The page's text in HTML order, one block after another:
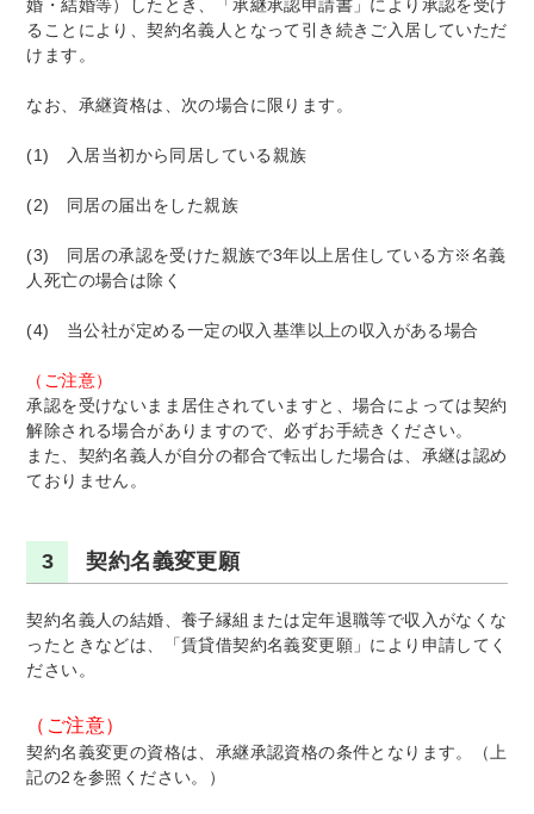
婚・結婚等）したとき、「承継承認申請書」により承認を受け
ることにより、契約名義人となって引き続きご入居していただ
けます。
なお、承継資格は、次の場合に限ります。
(1) 入居当初から同居している親族
(2) 同居の届出をした親族
(3) 同居の承認を受けた親族で3年以上居住している方※名義
人死亡の場合は除く
(4) 当公社が定める一定の収入基準以上の収入がある場合
（ご注意）
承認を受けないまま居住されていますと、場合によっては契約
解除される場合がありますので、必ずお手続きください。
また、契約名義人が自分の都合で転出した場合は、承継は認め
ておりません。
3 契約名義変更願
契約名義人の結婚、養子縁組または定年退職等で収入がなくな
ったときなどは、「賃貸借契約名義変更願」により申請してく
ださい。
（ご注意）
契約名義変更の資格は、承継承認資格の条件となります。（上
記の2を参照ください。）